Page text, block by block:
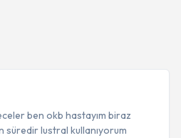
ben okb hastayım biraz
süredir lustral kullanıyorum